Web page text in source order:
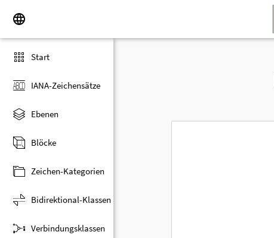
Start
IANA-Zeichensätze
Ebenen
Blöcke
Zeichen-Kategorien
Bidirektional-Klassen
Verbindungsklassen